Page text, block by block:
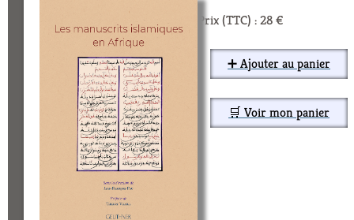
Prix (TTC) : 28 €
➕ Ajouter au panier
🛒 Voir mon panier